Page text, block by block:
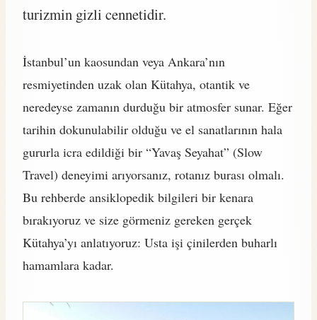
turizmin gizli cennetidir.
İstanbul’un kaosundan veya Ankara’nın
resmiyetinden uzak olan Kütahya, otantik ve
neredeyse zamanın durduğu bir atmosfer sunar. Eğer
tarihin dokunulabilir olduğu ve el sanatlarının hala
gururla icra edildiği bir “Yavaş Seyahat” (Slow
Travel) deneyimi arıyorsanız, rotanız burası olmalı.
Bu rehberde ansiklopedik bilgileri bir kenara
bırakıyoruz ve size görmeniz gereken gerçek
Kütahya’yı anlatıyoruz: Usta işi çinilerden buharlı
hamamlara kadar.